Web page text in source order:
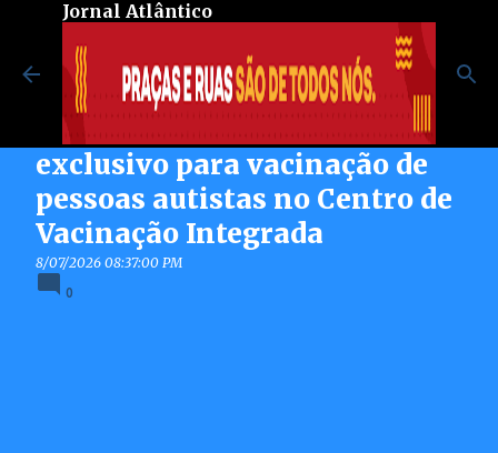
Pular para o conteúdo principal
Jornal Atlântico
Maricá inaugura espaço
exclusivo para vacinação de
pessoas autistas no Centro de
Vacinação Integrada
8/07/2026 08:37:00 PM
0